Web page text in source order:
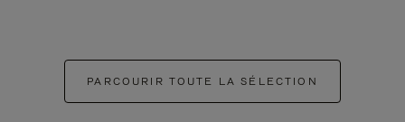
PARCOURIR TOUTE LA SÉLECTION